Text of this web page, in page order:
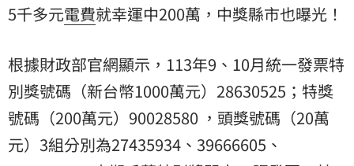
5千多元電費就幸運中200萬，中獎縣市也曝光！
根據財政部官網顯示，113年9、10月統一發票特
別獎號碼（新台幣1000萬元）28630525；特獎
號碼（200萬元）90028580 ，頭獎號碼（20萬
元）3組分別為27435934、39666605、